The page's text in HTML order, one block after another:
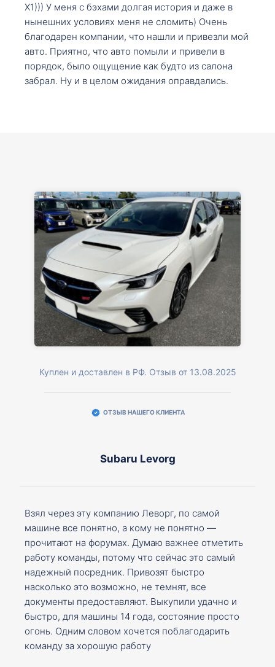
X1))) У меня с бэхами долгая история и даже в
нынешних условиях меня не сломить) Очень
благодарен компании, что нашли и привезли мой
авто. Приятно, что авто помыли и привели в
порядок, было ощущение как будто из салона
забрал. Ну и в целом ожидания оправдались.
Куплен и доставлен в РФ. Отзыв от 13.08.2025
ОТЗЫВ НАШЕГО КЛИЕНТА
Subaru Levorg
Взял через эту компанию Леворг, по самой
машине все понятно, а кому не понятно —
прочитают на форумах. Думаю важнее отметить
работу команды, потому что сейчас это самый
надежный посредник. Привозят быстро
насколько это возможно, не темнят, все
документы предоставляют. Выкупили удачно и
быстро, для машины 14 года, состояние просто
огонь. Одним словом хочется поблагодарить
команду за хорошую работу